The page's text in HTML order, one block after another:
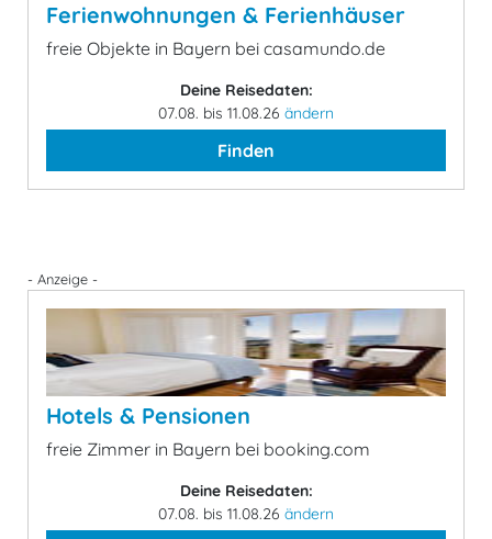
Ferienwohnungen & Ferienhäuser
freie Objekte in Bayern bei casamundo.de
Deine Reisedaten:
07.08. bis 11.08.26 ändern
Finden
- Anzeige -
Hotels & Pensionen
freie Zimmer in Bayern bei booking.com
Deine Reisedaten:
07.08. bis 11.08.26 ändern